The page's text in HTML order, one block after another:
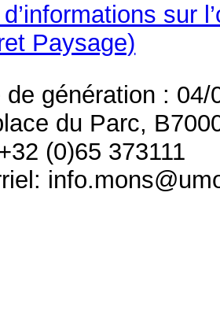
sur
Paysage)
de génération : 04/
du Parc,
(0)65 373111